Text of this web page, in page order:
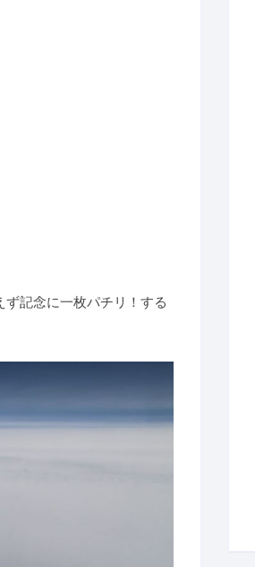
記念に一枚パチリ！する